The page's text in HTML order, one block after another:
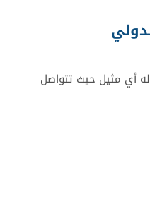
أي مثيل حيث تتواصل